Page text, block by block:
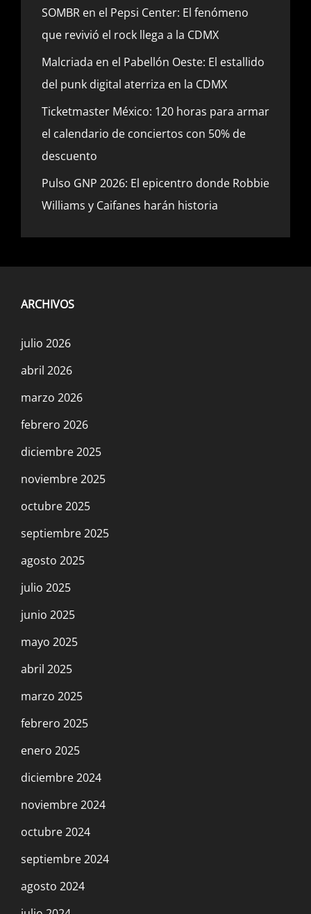
SOMBR en el Pepsi Center: El fenómeno
que revivió el rock llega a la CDMX
Malcriada en el Pabellón Oeste: El estallido
del punk digital aterriza en la CDMX
Ticketmaster México: 120 horas para armar
el calendario de conciertos con 50% de
descuento
Pulso GNP 2026: El epicentro donde Robbie
Williams y Caifanes harán historia
ARCHIVOS
julio 2026
abril 2026
marzo 2026
febrero 2026
diciembre 2025
noviembre 2025
octubre 2025
septiembre 2025
agosto 2025
julio 2025
junio 2025
mayo 2025
abril 2025
marzo 2025
febrero 2025
enero 2025
diciembre 2024
noviembre 2024
octubre 2024
septiembre 2024
agosto 2024